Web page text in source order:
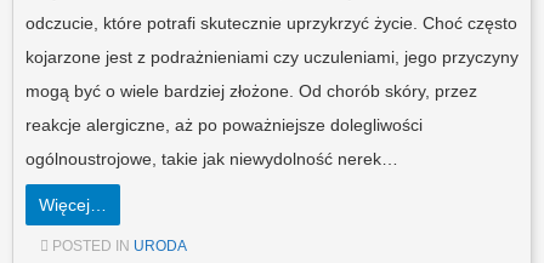
odczucie, które potrafi skutecznie uprzykrzyć życie. Choć często
kojarzone jest z podrażnieniami czy uczuleniami, jego przyczyny
mogą być o wiele bardziej złożone. Od chorób skóry, przez
reakcje alergiczne, aż po poważniejsze dolegliwości
ogólnoustrojowe, takie jak niewydolność nerek…
Więcej…
POSTED IN URODA